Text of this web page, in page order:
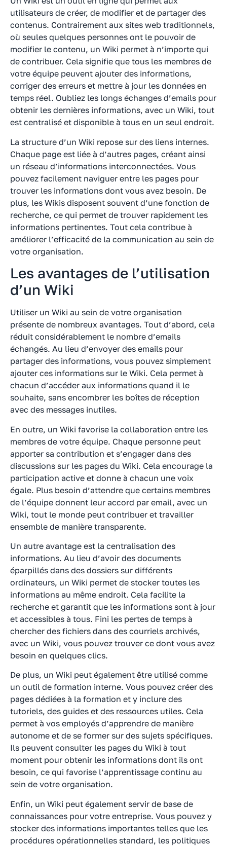
utilisateurs de créer, de modifier et de partager des
contenus. Contrairement aux sites web traditionnels,
où seules quelques personnes ont le pouvoir de
modifier le contenu, un Wiki permet à n’importe qui
de contribuer. Cela signifie que tous les membres de
votre équipe peuvent ajouter des informations,
corriger des erreurs et mettre à jour les données en
temps réel. Oubliez les longs échanges d’emails pour
obtenir les dernières informations, avec un Wiki, tout
est centralisé et disponible à tous en un seul endroit.
La structure d’un Wiki repose sur des liens internes.
Chaque page est liée à d’autres pages, créant ainsi
un réseau d’informations interconnectées. Vous
pouvez facilement naviguer entre les pages pour
trouver les informations dont vous avez besoin. De
plus, les Wikis disposent souvent d’une fonction de
recherche, ce qui permet de trouver rapidement les
informations pertinentes. Tout cela contribue à
améliorer l’efficacité de la communication au sein de
votre organisation.
Les avantages de l’utilisation
d’un Wiki
Utiliser un Wiki au sein de votre organisation
présente de nombreux avantages. Tout d’abord, cela
réduit considérablement le nombre d’emails
échangés. Au lieu d’envoyer des emails pour
partager des informations, vous pouvez simplement
ajouter ces informations sur le Wiki. Cela permet à
chacun d’accéder aux informations quand il le
souhaite, sans encombrer les boîtes de réception
avec des messages inutiles.
En outre, un Wiki favorise la collaboration entre les
membres de votre équipe. Chaque personne peut
apporter sa contribution et s’engager dans des
discussions sur les pages du Wiki. Cela encourage la
participation active et donne à chacun une voix
égale. Plus besoin d’attendre que certains membres
de l’équipe donnent leur accord par email, avec un
Wiki, tout le monde peut contribuer et travailler
ensemble de manière transparente.
Un autre avantage est la centralisation des
informations. Au lieu d’avoir des documents
éparpillés dans des dossiers sur différents
ordinateurs, un Wiki permet de stocker toutes les
informations au même endroit. Cela facilite la
recherche et garantit que les informations sont à jour
et accessibles à tous. Fini les pertes de temps à
chercher des fichiers dans des courriels archivés,
avec un Wiki, vous pouvez trouver ce dont vous avez
besoin en quelques clics.
De plus, un Wiki peut également être utilisé comme
un outil de formation interne. Vous pouvez créer des
pages dédiées à la formation et y inclure des
tutoriels, des guides et des ressources utiles. Cela
permet à vos employés d’apprendre de manière
autonome et de se former sur des sujets spécifiques.
Ils peuvent consulter les pages du Wiki à tout
moment pour obtenir les informations dont ils ont
besoin, ce qui favorise l’apprentissage continu au
sein de votre organisation.
Enfin, un Wiki peut également servir de base de
connaissances pour votre entreprise. Vous pouvez y
stocker des informations importantes telles que les
procédures opérationnelles standard, les politiques